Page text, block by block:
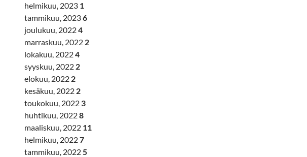
helmikuu, 2023 1
tammikuu, 20236
joulukuu, 20224
marraskuu, 2022 2
lokakuu, 20224
syyskuu, 2022 2
elokuu, 2022 2
kesäkuu, 2022 2
toukokuu, 2022 3
huhtikuu, 20228
maaliskuu, 2022 11
helmikuu, 20227
tammikuu, 20225